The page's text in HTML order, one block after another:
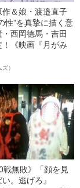
作＆娘・渡邉直子
性”を真摯に描く意
西岡德馬・吉田
《映画『月がみ
）
戦無敗》「顔を見
。逃げろ』